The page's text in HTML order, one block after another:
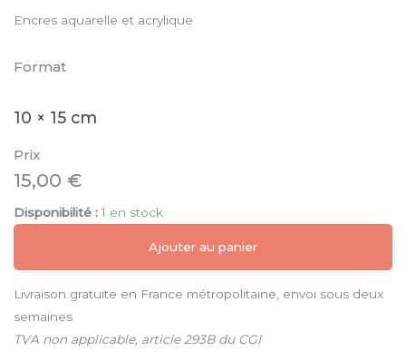
Encres aquarelle et acrylique
Format
10 × 15 cm
Prix
15,00 €
Disponibilité : 1 en stock
Ajouter au panier
Livraison gratuite en France métropolitaine, envoi sous deux
semaines
TVA non applicable, article 293B du CGI